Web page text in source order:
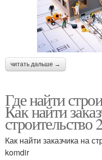
читать дальше →
Где найти
Как найти
строительство
Как найти заказчика на
komdir